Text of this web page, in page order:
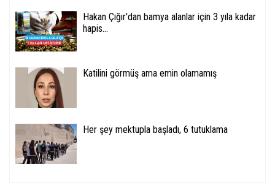
Hakan Çığır'dan bamya alanlar için 3 yıla kadar
hapis...
Katilini görmüş ama emin olamamış
Her şey mektupla başladı, 6 tutuklama